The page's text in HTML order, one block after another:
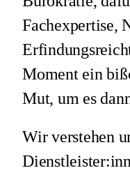
Fachexpertise,
Moment ein
Mut, um es
Wir verstehen